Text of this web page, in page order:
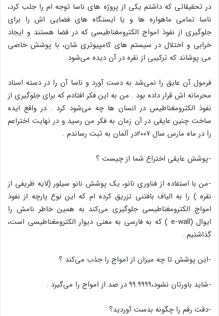
در تحقیقاتی که داشتم یکی از پروژه های ناسا توجه ام را جلب کرد،
ناسا تمامی ماهواره ها و یا ایستگاه های فضایی اش را برای
جلوگیری از نفوذ امواج الکترومغناطیسی که در فضا هستند و ایجاد
خرابی و اختلال در سیستم های کامپیوتری شان، با پوشش خاصی
می پوشاند که ترکیبی از نقره در آن دیده می‌شود.
فرمول آن عایق را نمی‌شد به دست آورد و ناسا آن را در دسته اسناد
محرمانه اش قرار داده بود . من به این فکر افتادم که برای جلوگیری از
نفوذ الکترومغناطیس در انسان ها چه می‌شود کرد . در واقع ایده
ساخت چنین عایقی در آن زمان به فکر من رسید و در نهایت اختراعم
را در ماه مارس سال ۲۰۰۷در آلمان به ثبت رساندم .
-پوشش عایقی اختراع شما از چیست ؟
-من با استفاده از فناوری نانو، یک پوشش نانو سیلور (لایه ظریفی از
نقره ) را به الیاف بافتنی تزریق کرده ام که این نوع پارچه از نفوذ
امواج الکترومغناطیسی جلوگیری می‌کند به همین خاطر نامش را
ایوال (e-wall ) که به فارسی به معنی دیوار الکترومغناطیسی است،
گذاشتیم .
-این پوشش تا چه میزان از امواج را جذب می‌کند ؟
-شاید باورتان نشود،۹۹.۹۹۹۹ در صد از امواج را می‌گیرد .
-دقت رقم را چگونه بدست آوردید؟